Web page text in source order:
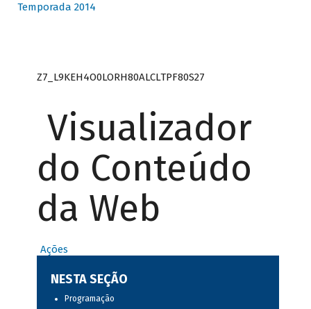
Temporada 2014
Z7_L9KEH4O0LORH80ALCLTPF80S27
Visualizador
do Conteúdo
da Web
Ações
NESTA SEÇÃO
Programação